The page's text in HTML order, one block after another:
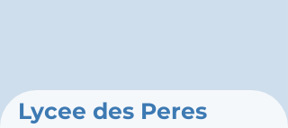
Lycee des Peres